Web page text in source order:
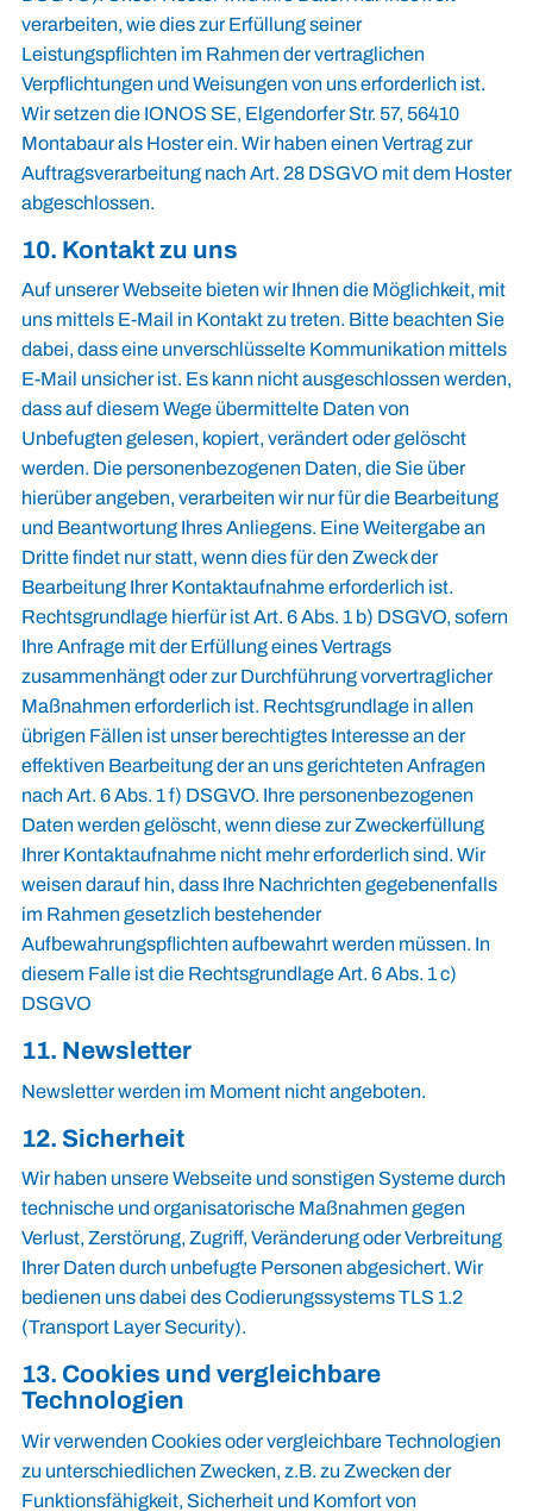
verarbeiten, wie dies zur Erfüllung seiner
Leistungspflichten im Rahmen der vertraglichen
Verpflichtungen und Weisungen von uns erforderlich ist.
Wir setzen die IONOS SE, Elgendorfer Str. 57, 56410
Montabaur als Hoster ein. Wir haben einen Vertrag zur
Auftragsverarbeitung nach Art. 28 DSGVO mit dem Hoster
abgeschlossen.
10. Kontakt zu uns
Auf unserer Webseite bieten wir Ihnen die Möglichkeit, mit
uns mittels E-Mail in Kontakt zu treten. Bitte beachten Sie
dabei, dass eine unverschlüsselte Kommunikation mittels
E-Mail unsicher ist. Es kann nicht ausgeschlossen werden,
dass auf diesem Wege übermittelte Daten von
Unbefugten gelesen, kopiert, verändert oder gelöscht
werden. Die personenbezogenen Daten, die Sie über
hierüber angeben, verarbeiten wir nur für die Bearbeitung
und Beantwortung Ihres Anliegens. Eine Weitergabe an
Dritte findet nur statt, wenn dies für den Zweck der
Bearbeitung Ihrer Kontaktaufnahme erforderlich ist.
Rechtsgrundlage hierfür ist Art. 6 Abs. 1 b) DSGVO, sofern
Ihre Anfrage mit der Erfüllung eines Vertrags
zusammenhängt oder zur Durchführung vorvertraglicher
Maßnahmen erforderlich ist. Rechtsgrundlage in allen
übrigen Fällen ist unser berechtigtes Interesse an der
effektiven Bearbeitung der an uns gerichteten Anfragen
nach Art. 6 Abs. 1 f) DSGVO. Ihre personenbezogenen
Daten werden gelöscht, wenn diese zur Zweckerfüllung
Ihrer Kontaktaufnahme nicht mehr erforderlich sind. Wir
weisen darauf hin, dass Ihre Nachrichten gegebenenfalls
im Rahmen gesetzlich bestehender
Aufbewahrungspflichten aufbewahrt werden müssen. In
diesem Falle ist die Rechtsgrundlage Art. 6 Abs. 1 c)
DSGVO
11. Newsletter
Newsletter werden im Moment nicht angeboten.
12. Sicherheit
Wir haben unsere Webseite und sonstigen Systeme durch
technische und organisatorische Maßnahmen gegen
Verlust, Zerstörung, Zugriff, Veränderung oder Verbreitung
Ihrer Daten durch unbefugte Personen abgesichert. Wir
bedienen uns dabei des Codierungssystems TLS 1.2
(Transport Layer Security).
13. Cookies und vergleichbare
Technologien
Wir verwenden Cookies oder vergleichbare Technologien
zu unterschiedlichen Zwecken, z.B. zu Zwecken der
Funktionsfähigkeit, Sicherheit und Komfort von